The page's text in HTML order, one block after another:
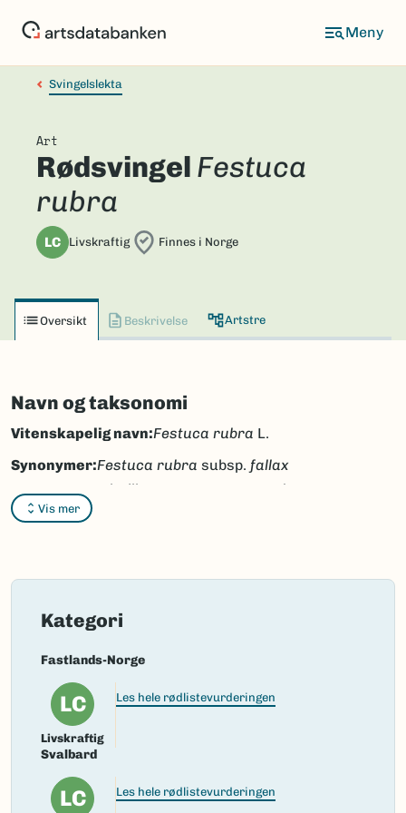
Svingelslekta
Art
Rødsvingel Festuca
rubra
LC Livskraftig Finnes i Norge
Oversikt Beskrivelse Artstre
Navn og taksonomi
Vis mer
Vitenskapelig navn:Festuca rubra L.
Synonymer:Festuca rubra subsp. fallax
(Thuill.) Nyman,
Festuca rubra
dumetorum
Bokmål:rødsvingel
Nynorsk:raudsvingel
Nordsamisk/Davvisámegiella:
Vitenskapelig navn ID:
Takson ID: 145032
Kategori
Fastlands-Norge
LC
Livskraftig
Les hele rødlistevurderingen
Svalbard
LC Les hele rødlistevurderingen